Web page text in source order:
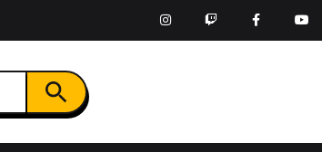
Botón de búsqueda